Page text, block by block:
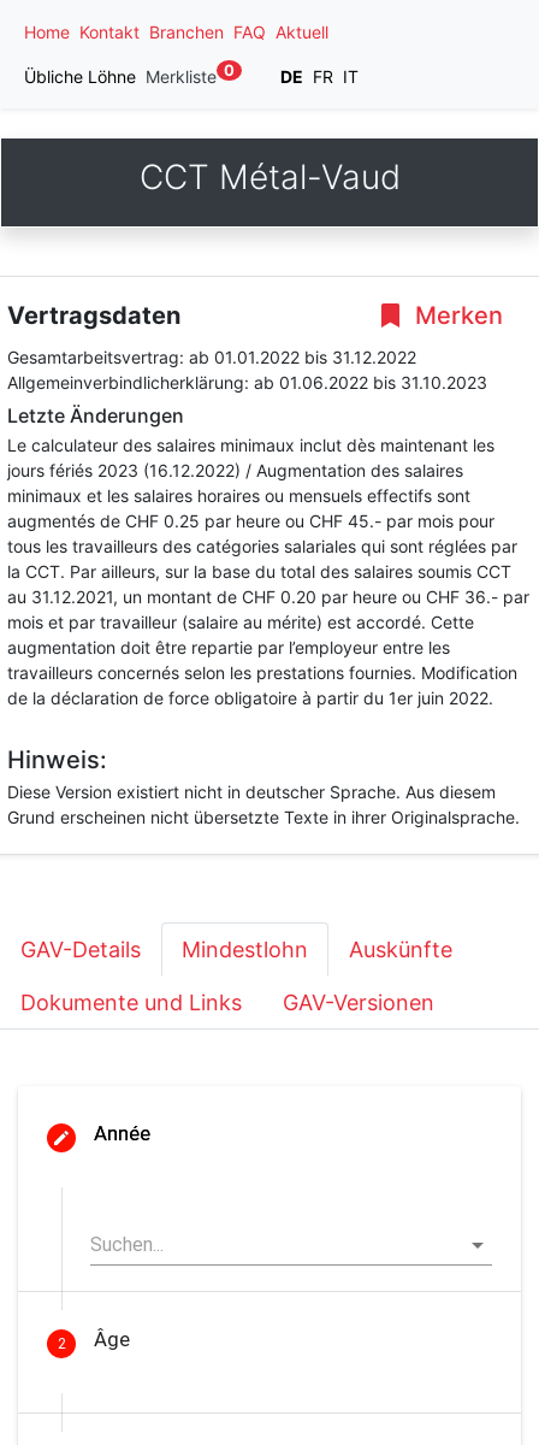
Home Kontakt Branchen FAQ Aktuell
Übliche Löhne Merkliste 0 DE FR IT
CCT Métal-Vaud
Merken
Vertragsdaten
Gesamtarbeitsvertrag: ab 01.01.2022 bis 31.12.2022
Allgemeinverbindlicherklärung: ab 01.06.2022 bis 31.10.2023
Letzte Änderungen
Le calculateur des salaires minimaux inclut dès maintenant les
jours fériés 2023 (16.12.2022) / Augmentation des salaires
minimaux et les salaires horaires ou mensuels effectifs sont
augmentés de CHF 0.25 par heure ou CHF 45.- par mois pour
tous les travailleurs des catégories salariales qui sont réglées par
la CCT. Par ailleurs, sur la base du total des salaires soumis CCT
au 31.12.2021, un montant de CHF 0.20 par heure ou CHF 36.- par
mois et par travailleur (salaire au mérite) est accordé. Cette
augmentation doit être repartie par l’employeur entre les
travailleurs concernés selon les prestations fournies. Modification
de la déclaration de force obligatoire à partir du 1er juin 2022.
Hinweis:
Diese Version existiert nicht in deutscher Sprache. Aus diesem
Grund erscheinen nicht übersetzte Texte in ihrer Originalsprache.
GAV-Details Mindestlohn Auskünfte
Dokumente und Links GAV-Versionen
Année
2 Âge